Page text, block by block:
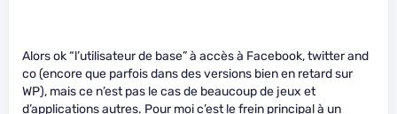
Alors ok “l’utilisateur de base” à accès à Facebook, twitter and
co (encore que parfois dans des versions bien en retard sur
WP), mais ce n’est pas le cas de beaucoup de jeux et
d’applications autres. Pour moi c’est le frein principal à un